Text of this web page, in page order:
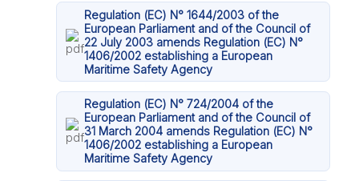
Regulation (EC) N° 1644/2003 of the
European Parliament and of the Council of
22 July 2003 amends Regulation (EC) N°
1406/2002 establishing a European
Maritime Safety Agency
Regulation (EC) N° 724/2004 of the
European Parliament and of the Council of
31 March 2004 amends Regulation (EC) N°
1406/2002 establishing a European
Maritime Safety Agency